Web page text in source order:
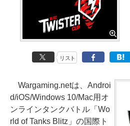
リスト
Wargaming.netは、Androi
d/iOS/Windows 10/Mac用オ
ンラインタンクバトル「Wo
rld of Tanks Blitz」の国際ト